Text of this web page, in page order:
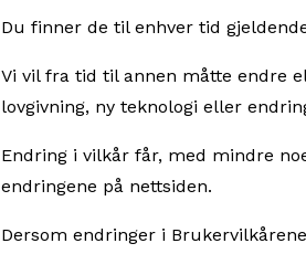
Du finner de til enhver tid
Vi vil fra tid til annen måtte endre
lovgivning, ny teknologi eller
Endring i vilkår får, med mindre
endringene på nettsiden.
Dersom endringer i